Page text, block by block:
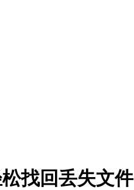
找回丢失文件